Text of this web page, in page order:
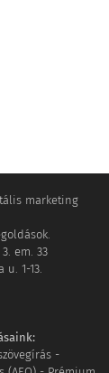
marketing
em. 33
u. 1-13.
-